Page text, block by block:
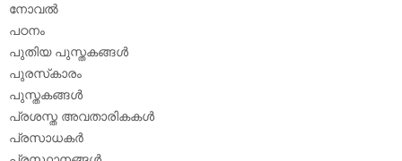
നോവല്‍
പഠനം
പുതിയ പുസ്തകങ്ങള്‍
പുരസ്‌കാരം
പുസ്തകങ്ങള്‍
പ്രശസ്ത അവതാരികകള്‍
പ്രസാധകര്‍